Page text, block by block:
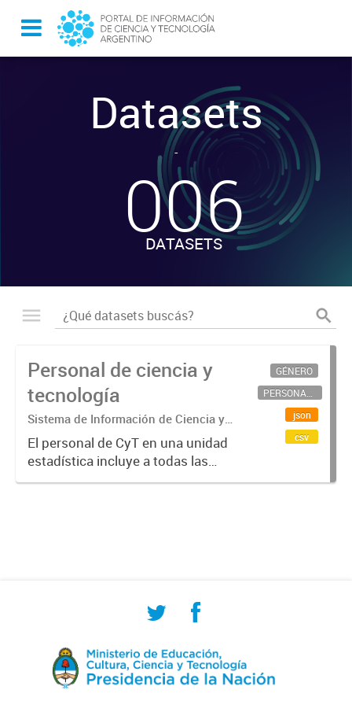
Datasets
-
006
DATASETS
Personal de ciencia y
tecnología
Sistema de Información de Ciencia y
Tecnología Argentino (SICYTAR)
El personal de CyT en una unidad
estadística incluye a todas las
personas involucradas
GÉNERO
PERSONAL CIENTÍFICO-TECNOLÓGICO
json
csv